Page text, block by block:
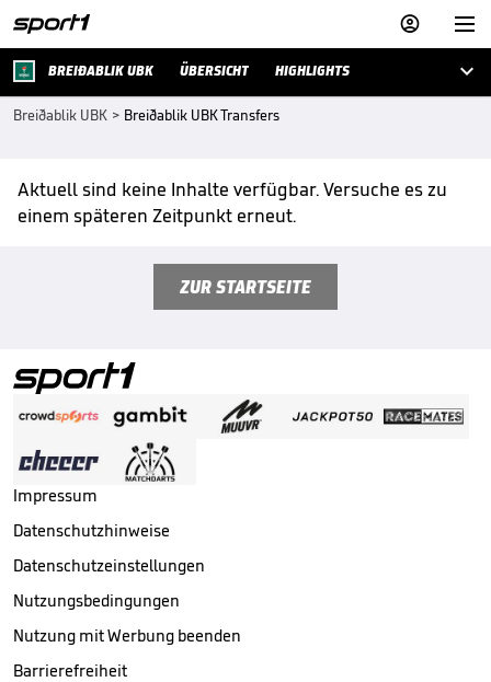


BREIÐABLIK UBK ÜBERSICHT HIGHLIGHTS 
Breiðablik UBK > Breiðablik UBK Transfers
Aktuell sind keine Inhalte verfügbar. Versuche es zu
einem späteren Zeitpunkt erneut.
ZUR STARTSEITE
Impressum
Datenschutzhinweise
Datenschutzeinstellungen
Nutzungsbedingungen
Nutzung mit Werbung beenden
Barrierefreiheit